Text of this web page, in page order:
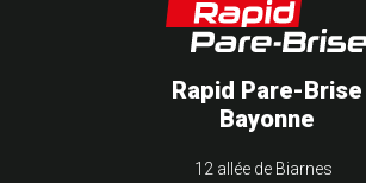
Rapid Pare-Brise
Bayonne
12 allée de Biarnes